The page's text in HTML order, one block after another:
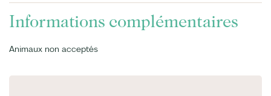
Informations complémentaires
Animaux non acceptés